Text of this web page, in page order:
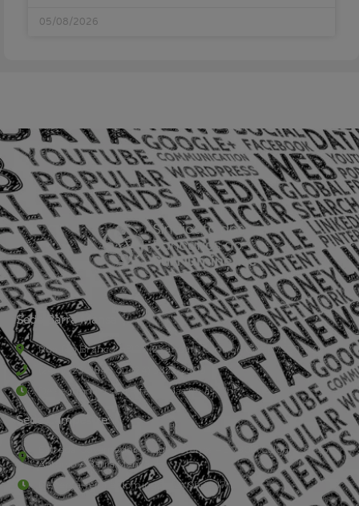
05/08/2026
Sede Barra Mansa
Rua Rio Branco, nº107 (2º andar), Centro - Cep: 27.330-030
(24) 3323-2848 ou (24) 3323-2500
De segunda à sexta-feira , das 9h às 17h.
Sede Campestre:
Estrada Governador Chagas Freitas – 3.780 – Colônia Santo
Antônio – Barra Mansa
De terça-feira a domingo, das 9h às 17h